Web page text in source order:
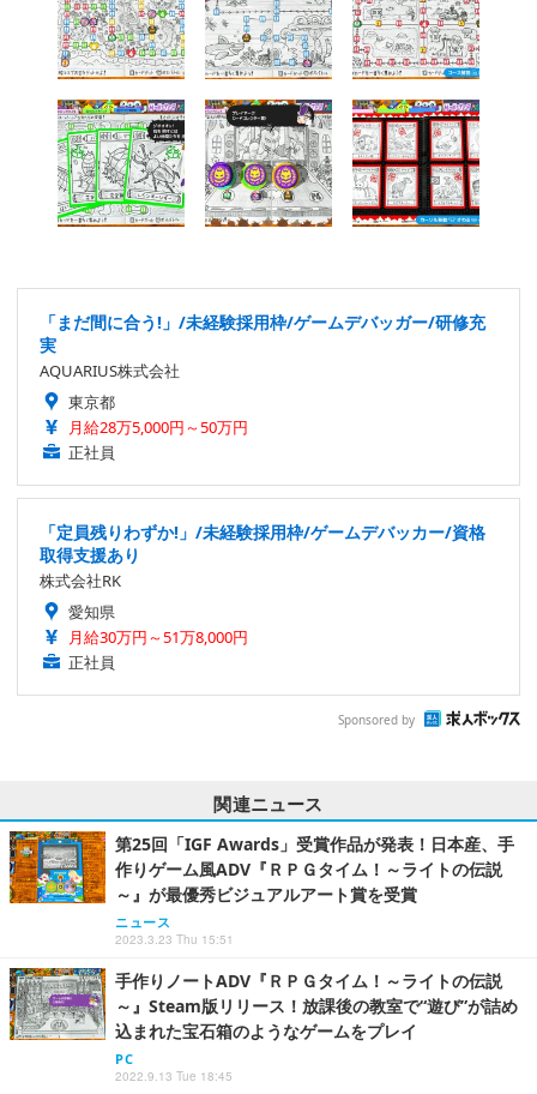
「まだ間に合う!」/未経験採用枠/ゲームデバッガー/研修充
実
AQUARIUS株式会社
東京都
月給28万5,000円～50万円
正社員
「定員残りわずか!」/未経験採用枠/ゲームデバッカー/資格
取得支援あり
株式会社RK
愛知県
月給30万円～51万8,000円
正社員
Sponsored by
関連ニュース
第25回「IGF Awards」受賞作品が発表！日本産、手
作りゲーム風ADV『ＲＰＧタイム！～ライトの伝説
～』が最優秀ビジュアルアート賞を受賞
ニュース
2023.3.23 Thu 15:51
手作りノートADV『ＲＰＧタイム！～ライトの伝説
～』Steam版リリース！放課後の教室で“遊び”が詰め
込まれた宝石箱のようなゲームをプレイ
PC
2022.9.13 Tue 18:45